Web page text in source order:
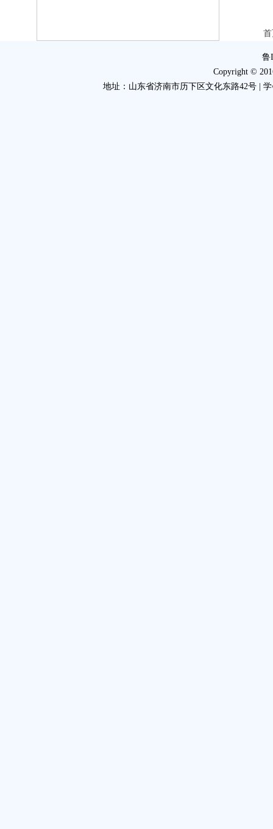
鲁
Copyright ©
地址：山东省济南市历下区文化东路42号 | 学